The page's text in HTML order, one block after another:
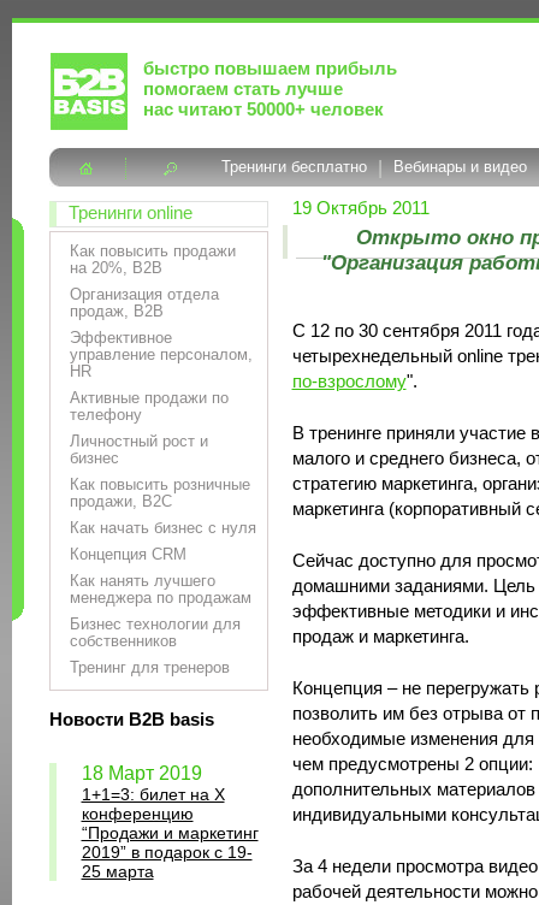
быстро повышаем прибыль
помогаем стать лучше
нас читают 50000+ человек
Тренинги бесплатно Вебинары и видео
Тренинги online
Как повысить продажи
на 20%, B2B
Организация отдела
продаж, B2B
Эффективное
управление персоналом,
HR
Активные продажи по
телефону
Личностный рост и
бизнес
Как повысить розничные
продажи, B2C
Как начать бизнес с нуля
Концепция CRM
Как нанять лучшего
менеджера по продажам
Бизнес технологии для
собственников
Тренинг для тренеров
Новости B2B basis
18 Март 2019
1+1=3: билет на Х
конференцию
“Продажи и маркетинг
2019” в подарок с 19-
25 марта
19 Октябрь 2011
Открыто окно
"Организация
С 12 по 30 сентября 2011
четырехнедельный online
по-взрослому".
В тренинге приняли участие
малого и среднего бизнеса,
стратегию маркетинга,
маркетинга (корпоративный
Сейчас доступно для
домашними заданиями. Цель
эффективные методики и
продаж и маркетинга.
Концепция – не
позволить им без отрыва от
необходимые изменения
чем предусмотрены 2 опции:
дополнительных
индивидуальными
За 4 недели просмотра
рабочей деятельности